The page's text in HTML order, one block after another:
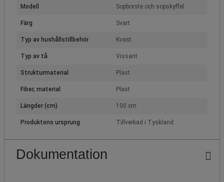
Modell Sopborste och sopskyffel
Färg Svart
Typ av hushållstillbehör Kvast
Typ av tå Vissant
Strukturmaterial Plast
Fiber, material Plast
Längder (cm) 100 cm
Produktens ursprung Tillverkad i Tyskland
Dokumentation